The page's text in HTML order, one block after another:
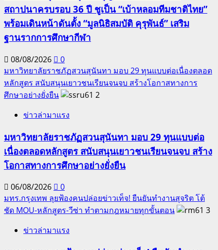
สถาปนาครบรอบ 36 ปี ชูเป็น “เบ้าหลอมทีมชาติไทย”
พร้อมเดินหน้าดันตั้ง “มูลนิธิสมบัติ คุรุพันธ์” เสริม
ฐานรากการศึกษากีฬา
08/08/2026
0
มหาวิทยาลัยราชภัฏสวนสุนันทา มอบ 29 ทุนแบบต่อเนื่องตลอด
หลักสูตร สนับสนุนเยาวชนเรียนจนจบ สร้างโอกาสทางการ
ศึกษาอย่างยั่งยืน
2
ข่าวล่ามาแรง
มหาวิทยาลัยราชภัฏสวนสุนันทา มอบ 29 ทุนแบบต่อ
เนื่องตลอดหลักสูตร สนับสนุนเยาวชนเรียนจนจบ สร้าง
โอกาสทางการศึกษาอย่างยั่งยืน
06/08/2026
0
มทร.กรุงเทพ ลุยฟ้องคนปล่อยข่าวเท็จ! ยืนยันทำงานสุจริต โต้
ชัด MOU-หลักสูตร-วีซ่า ทำตามกฎหมายทุกขั้นตอน
3
ข่าวล่ามาแรง